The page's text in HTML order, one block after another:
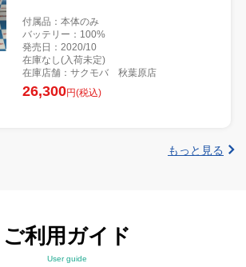
付属品：本体のみ
バッテリー：100%
発売日：2020/10
在庫なし(入荷未定)
在庫店舗：サクモバ 秋葉原店
26,300円(税込)
もっと見る
ご利用ガイド
User guide